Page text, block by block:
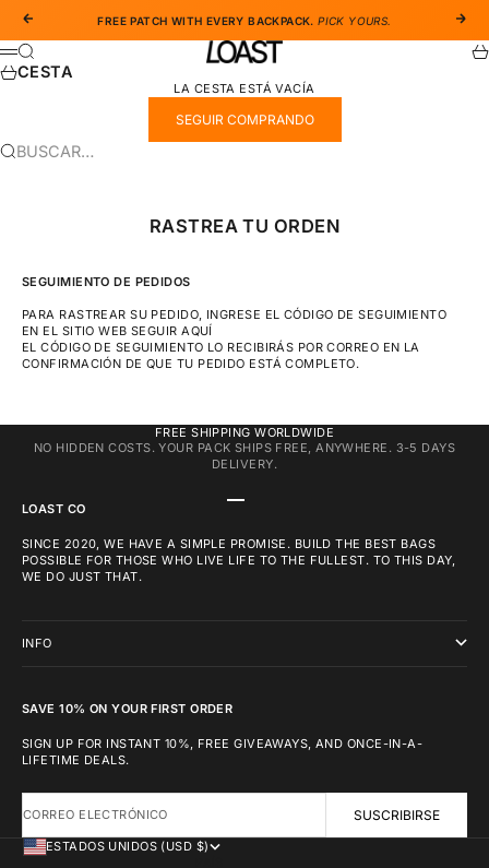
ANTERIOR
FREE PATCH WITH EVERY BACKPACK.PICK YOURS.
LOAST CO
MENÚ
BUSCAR
CESTA
LA CESTA ESTÁ VACÍA
SEGUIR COMPRANDO
BUSCAR…
RASTREA TU ORDEN
SEGUIMIENTO DE PEDIDOS
PARA RASTREAR SU PEDIDO, INGRESE EL CÓDIGO DE SEGUIMIENTO
EN EL SITIO WEBSEGUIR AQUÍ
EL CÓDIGO DE SEGUIMIENTO LO RECIBIRÁS POR CORREO EN LA
CONFIRMACIÓN DE QUE TU PEDIDO ESTÁ COMPLETO.
FREE SHIPPING WORLDWIDE
NO HIDDEN COSTS. YOUR PACK SHIPS FREE, ANYWHERE. 3-5 DAYS
DELIVERY.
IR AL ARTÍCULO 1
LOAST CO
SINCE 2020, WE HAVE A SIMPLE PROMISE. BUILD THE BEST BAGS
POSSIBLE FOR THOSE WHO LIVE LIFE TO THE FULLEST. TO THIS DAY,
WE DO JUST THAT.
INFO
SAVE 10% ON YOUR FIRST ORDER
SIGN UP FOR INSTANT 10%, FREE GIVEAWAYS, AND ONCE-IN-A-
LIFETIME DEALS.
CORREO ELECTRÓNICO SUSCRIBIRSE
ESTADOS UNIDOS (USD $)